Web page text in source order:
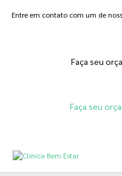
Entre em contato com um de
Faça seu
Faça seu